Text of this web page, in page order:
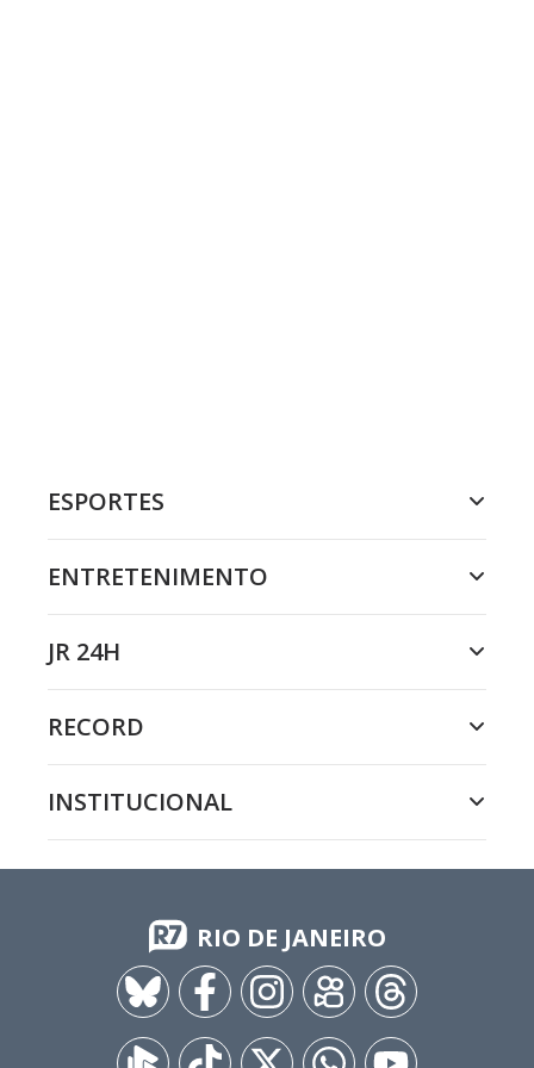
ESPORTES
ENTRETENIMENTO
JR 24H
RECORD
INSTITUCIONAL
RIO DE JANEIRO